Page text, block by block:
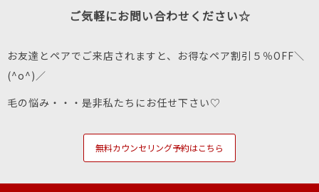
ご気軽にお問い合わせください☆
お友達とペアでご来店されますと、お得なペア割引５％OFF＼
(^o^)／
毛の悩み・・・是非私たちにお任せ下さい♡
無料カウンセリング予約はこちら